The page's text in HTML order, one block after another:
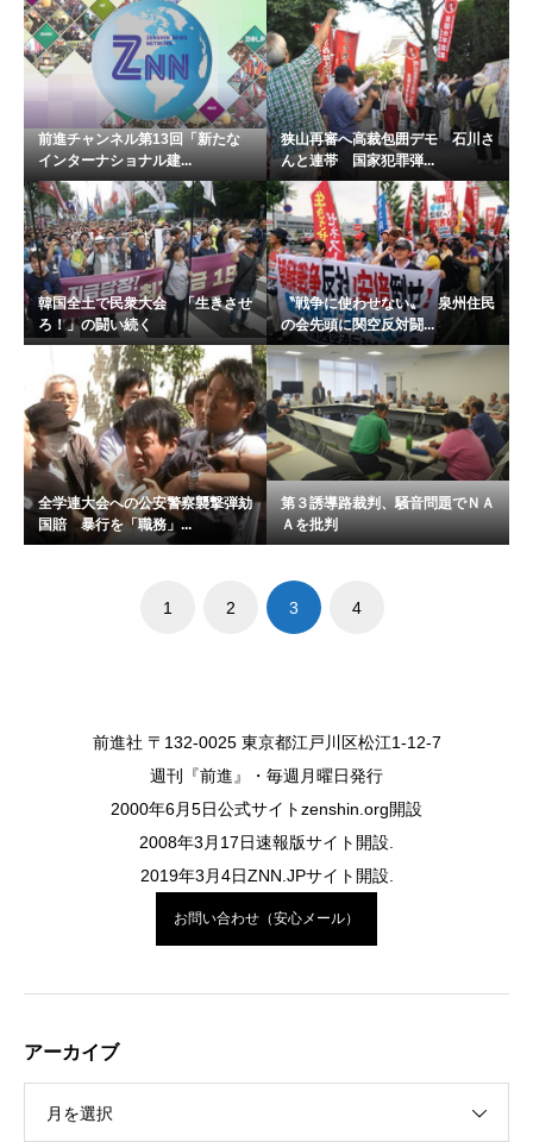
前進チャンネル第13回「新たな
インターナショナル建...
狭山再審へ高裁包囲デモ 石川さ
んと連帯 国家犯罪弾...
韓国全土で民衆大会 「生きさせ
ろ！」の闘い続く
〝戦争に使わせない〟 泉州住民
の会先頭に関空反対闘...
全学連大会への公安警察襲撃弾劾
国賠 暴行を「職務」...
第３誘導路裁判、騒音問題でＮＡ
Ａを批判
1 2 3 4
前進社 〒132-0025 東京都江戸川区松江1-12-7
週刊『前進』・毎週月曜日発行
2000年6月5日公式サイトzenshin.org開設
2008年3月17日速報版サイト開設.
2019年3月4日ZNN.JPサイト開設.
お問い合わせ（安心メール）
アーカイブ
月を選択